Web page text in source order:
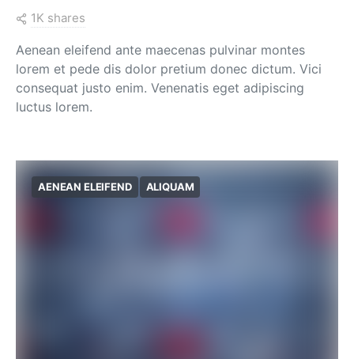
1K shares
Aenean eleifend ante maecenas pulvinar montes
lorem et pede dis dolor pretium donec dictum. Vici
consequat justo enim. Venenatis eget adipiscing
luctus lorem.
AENEAN ELEIFEND ALIQUAM